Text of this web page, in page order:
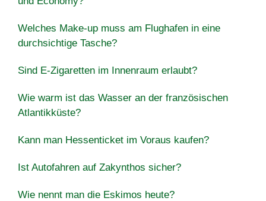
Welches Make-up muss am Flughafen in eine
durchsichtige Tasche?
Sind E-Zigaretten im Innenraum erlaubt?
Wie warm ist das Wasser an der französischen
Atlantikküste?
Kann man Hessenticket im Voraus kaufen?
Ist Autofahren auf Zakynthos sicher?
Wie nennt man die Eskimos heute?